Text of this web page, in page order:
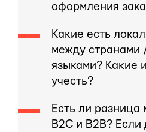
оформления
Какие есть
между странами
языками? Какие
учесть?
Есть ли
B2C и B2B? Если